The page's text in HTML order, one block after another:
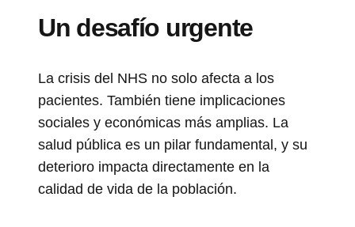
Un desafío urgente
La crisis del NHS no solo afecta a los
pacientes. También tiene implicaciones
sociales y económicas más amplias. La
salud pública es un pilar fundamental, y su
deterioro impacta directamente en la
calidad de vida de la población.